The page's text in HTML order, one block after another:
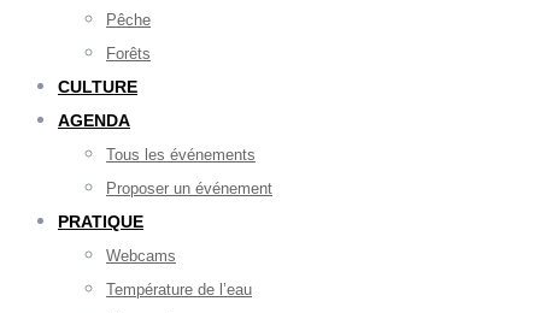
Pêche
Forêts
CULTURE
AGENDA
Tous les événements
Proposer un événement
PRATIQUE
Webcams
Température de l’eau